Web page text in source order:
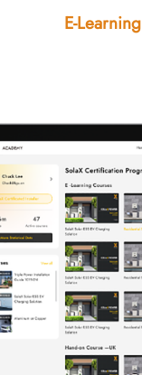
E-Learning